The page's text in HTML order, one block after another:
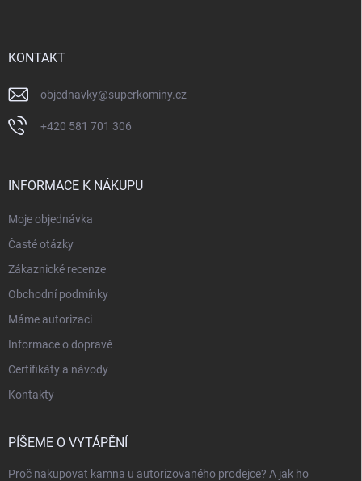
KONTAKT
objednavky@superkominy.cz
+420 581 701 306
INFORMACE K NÁKUPU
Moje objednávka
Časté otázky
Zákaznické recenze
Obchodní podmínky
Máme autorizaci
Informace o dopravě
Certifikáty a návody
Kontakty
PÍŠEME O VYTÁPĚNÍ
Proč nakupovat kamna u autorizovaného prodejce? A jak ho